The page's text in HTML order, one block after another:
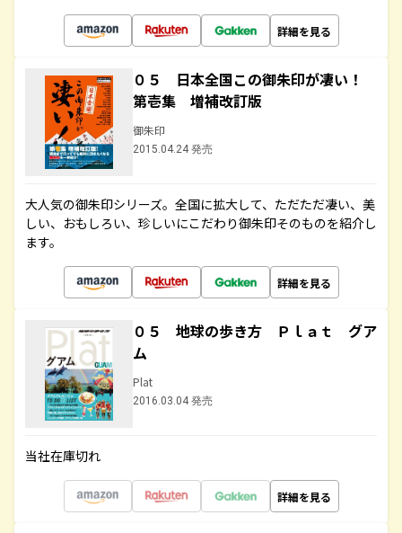
詳細を見る
０５ 日本全国この御朱印が凄い！
第壱集 増補改訂版
御朱印
2015.04.24 発売
大人気の御朱印シリーズ。全国に拡大して、ただただ凄い、美
しい、おもしろい、珍しいにこだわり御朱印そのものを紹介し
ます。
詳細を見る
０５ 地球の歩き方 Ｐｌａｔ グア
ム
Plat
2016.03.04 発売
当社在庫切れ
詳細を見る